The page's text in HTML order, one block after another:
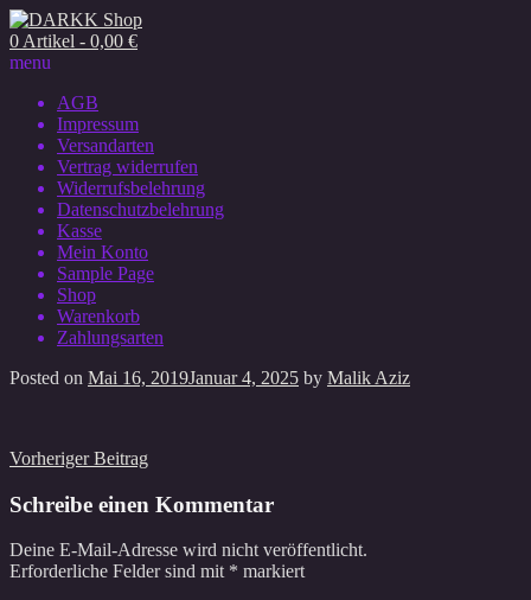
0 Artikel - 0,00 €
menu
AGB
Impressum
Versandarten
Vertrag widerrufen
Widerrufsbelehrung
Datenschutzbelehrung
Kasse
Mein Konto
Sample Page
Shop
Warenkorb
Zahlungsarten
Posted on Mai 16, 2019Januar 4, 2025 by Malik Aziz
Beitragsnavigation
Vorheriger Beitrag
Schreibe einen Kommentar
Deine E-Mail-Adresse wird nicht veröffentlicht.
Erforderliche Felder sind mit * markiert